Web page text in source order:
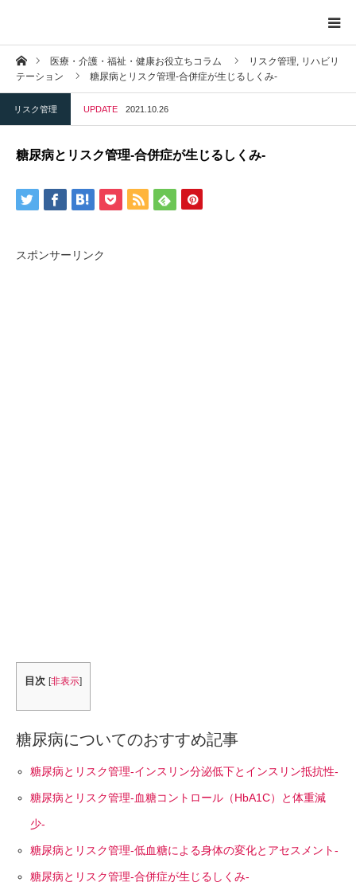
ホーム医療・介護・福祉・健康お役立ちコラム リスク管理,
リハビリ
テーション
糖尿病とリスク管理-合併症が生じるしくみ-
リスク管理 UPDATE 2021.10.26
糖尿病とリスク管理-合併症が生じるしくみ-
スポンサーリンク
目次 [非表示]
糖尿病についてのおすすめ記事
糖尿病とリスク管理-インスリン分泌低下とインスリン抵抗性-
糖尿病とリスク管理-血糖コントロール（HbA1C）と体重減
少-
糖尿病とリスク管理-低血糖による身体の変化とアセスメント-
糖尿病とリスク管理-合併症が生じるしくみ-
トップページ
プロフィール
お問い合わせ
プライバシーポリシー
お知らせ